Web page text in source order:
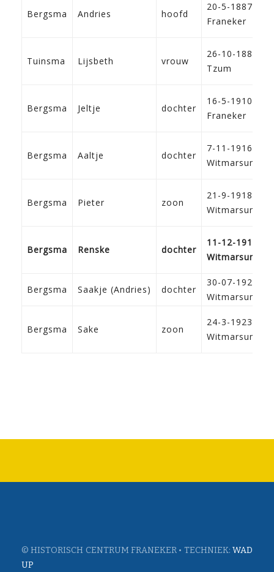
Bergsma Andries hoofd
20-5-1887
Franeker
Tuinsma Lijsbeth vrouw
26-10-1887
Tzum
Bergsma Jeltje dochter
16-5-1910
Franeker
Bergsma Aaltje dochter
7-11-1916
Witmarsum
Bergsma Pieter zoon
21-9-1918
Witmarsum
Bergsma Renske dochter
11-12-1919
Witmarsum
Bergsma Saakje (Andries) dochter
30-07-1921
Witmarsum
Bergsma Sake zoon
24-3-1923
Witmarsum
© HISTORISCH CENTRUM FRANEKER • TECHNIEK: WAD
UP